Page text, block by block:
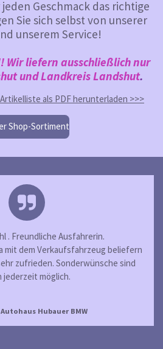
Geschmack das richtige
Sie sich selbst von unserer
unserem Service!
Wir liefern ausschließlich nur
und Landkreis Landshut.
als PDF herunterladen >>>
Shop-Sortiment
. Freundliche Ausfahrerin.
mit dem Verkaufsfahrzeug beliefern
zufrieden. Sonderwünsche sind
jederzeit möglich.
Autohaus Hubauer BMW